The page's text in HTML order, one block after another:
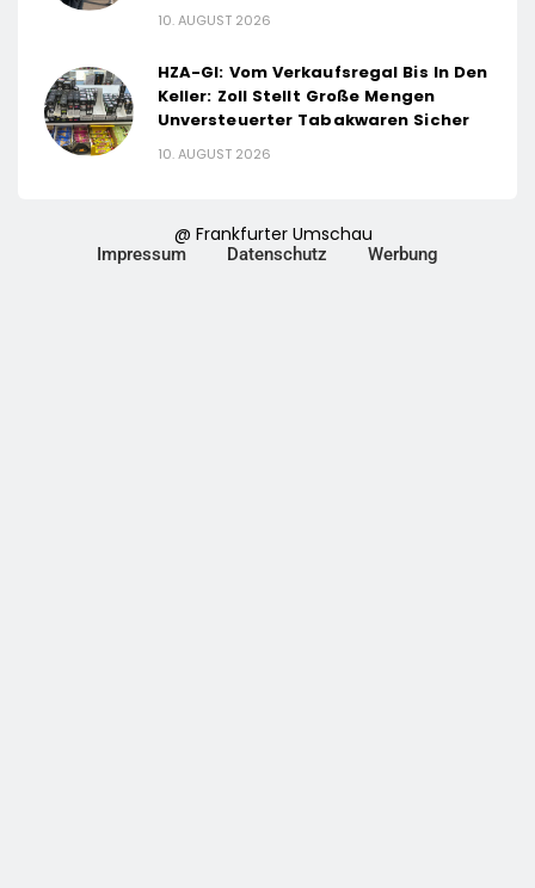
10. AUGUST 2026
HZA-GI: Vom Verkaufsregal Bis In Den
Keller: Zoll Stellt Große Mengen
Unversteuerter Tabakwaren Sicher
10. AUGUST 2026
@ Frankfurter Umschau
Impressum Datenschutz Werbung